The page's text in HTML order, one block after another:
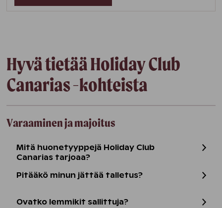
Hyvä tietää Holiday Club
Canarias -kohteista
Varaaminen ja majoitus
Mitä huonetyyppejä Holiday Club
Canarias tarjoaa?
Pitääkö minun jättää talletus?
Ovatko lemmikit sallittuja?